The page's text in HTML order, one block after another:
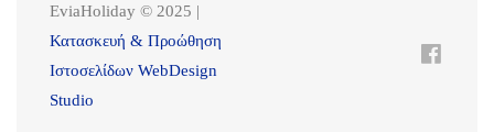
EviaHoliday © 2025 |
Κατασκευή & Προώθηση
Ιστοσελίδων WebDesign
Studio